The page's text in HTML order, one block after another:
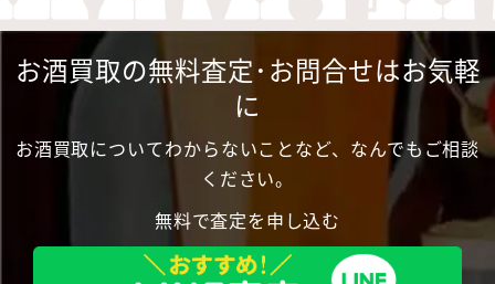
お酒買取の無料査定･お問合せはお気軽
に
お酒買取についてわからないことなど、なんでもご相談
ください。
無料で査定を申し込む